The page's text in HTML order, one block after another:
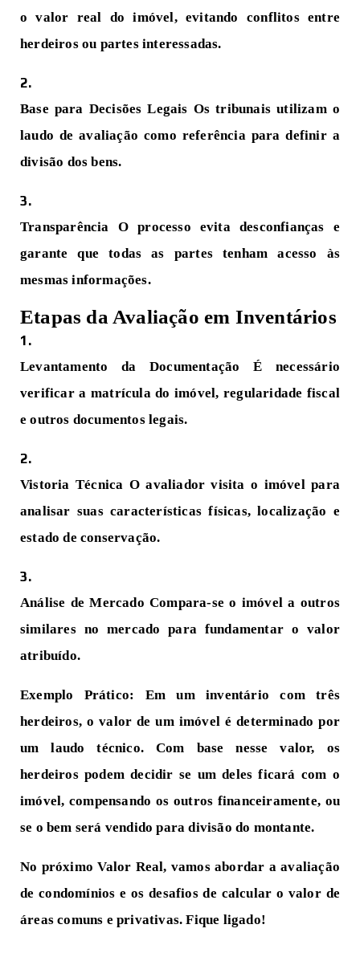
o valor real do imóvel, evitando conflitos entre
herdeiros ou partes interessadas.
Base para Decisões Legais Os tribunais utilizam o
laudo de avaliação como referência para definir a
divisão dos bens.
Transparência O processo evita desconfianças e
garante que todas as partes tenham acesso às
mesmas informações.
Etapas da Avaliação em Inventários
Levantamento da Documentação É necessário
verificar a matrícula do imóvel, regularidade fiscal
e outros documentos legais.
Vistoria Técnica O avaliador visita o imóvel para
analisar suas características físicas, localização e
estado de conservação.
Análise de Mercado Compara-se o imóvel a outros
similares no mercado para fundamentar o valor
atribuído.
Exemplo Prático: Em um inventário com três
herdeiros, o valor de um imóvel é determinado por
um laudo técnico. Com base nesse valor, os
herdeiros podem decidir se um deles ficará com o
imóvel, compensando os outros financeiramente, ou
se o bem será vendido para divisão do montante.
No próximoValor Real, vamos abordar a avaliação
de condomínios e os desafios de calcular o valor de
áreas comuns e privativas. Fique ligado!